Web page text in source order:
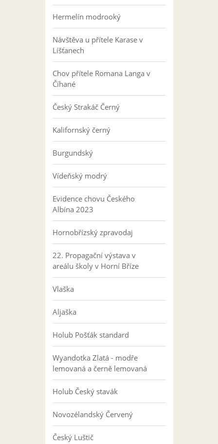
Hermelín modrooký
Návštěva u přítele Karase v
Líšťanech
Chov přítele Romana Langa v
Číhané
Český Strakáč Černý
Kalifornský černý
Burgundský
Vídeňský modrý
Evidence chovu Českého
Albína 2023
Hornobřízský zpravodaj
22. Propagační výstava v
areálu školy v Horní Bříze
Vlaška
Aljaška
Holub Pošťák standard
Wyandotka Zlatá - modře
lemovaná a černě lemovaná
Holub Český stavák
Novozélandský Červený
Český Luštič